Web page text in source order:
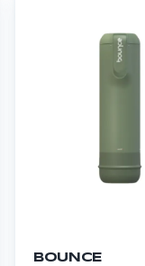
BOUNCE